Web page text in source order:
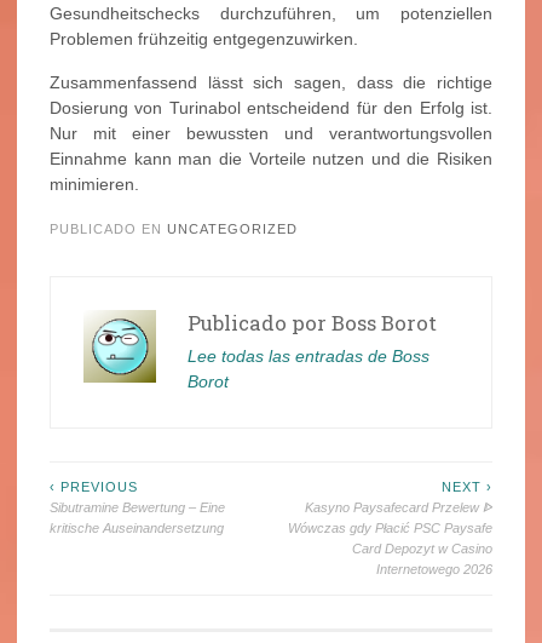
Gesundheitschecks durchzuführen, um potenziellen
Problemen frühzeitig entgegenzuwirken.
Zusammenfassend lässt sich sagen, dass die richtige
Dosierung von Turinabol entscheidend für den Erfolg ist.
Nur mit einer bewussten und verantwortungsvollen
Einnahme kann man die Vorteile nutzen und die Risiken
minimieren.
PUBLICADO EN UNCATEGORIZED
Publicado por Boss Borot
Lee todas las entradas de Boss
Borot
Navegación
de
‹ PREVIOUS
Sibutramine Bewertung – Eine
kritische Auseinandersetzung
NEXT ›
Kasyno Paysafecard Przelew ᐈ
Wówczas gdy Płacić PSC Paysafe
Card Depozyt w Casino
Internetowego 2026